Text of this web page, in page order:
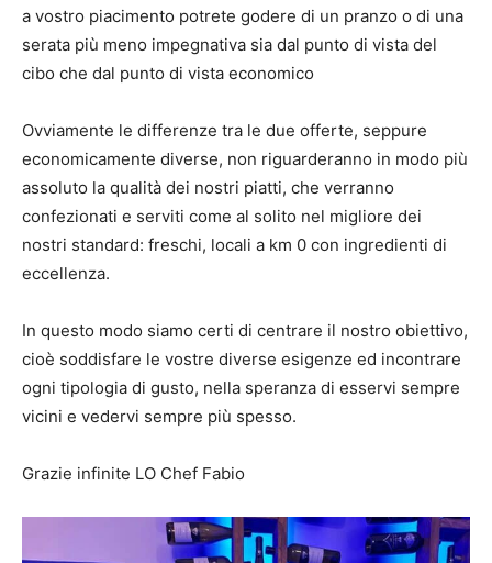
a vostro piacimento potrete godere di un pranzo o di una
serata più meno impegnativa sia dal punto di vista del
cibo che dal punto di vista economico
Ovviamente le differenze tra le due offerte, seppure
economicamente diverse, non riguarderanno in modo più
assoluto la qualità dei nostri piatti, che verranno
confezionati e serviti come al solito nel migliore dei
nostri standard: freschi, locali a km 0 con ingredienti di
eccellenza.
In questo modo siamo certi di centrare il nostro obiettivo,
cioè soddisfare le vostre diverse esigenze ed incontrare
ogni tipologia di gusto, nella speranza di esservi sempre
vicini e vedervi sempre più spesso.
Grazie infinite LO Chef Fabio